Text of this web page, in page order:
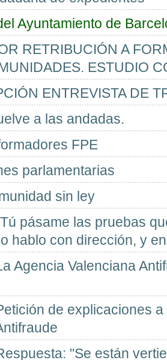
Ayuntamiento de
RETRIBUCIÓN A
ESTUDIO
ENTREVISTA DE
a las andadas.
FPE
parlamentarias
sin ley
pásame las pruebas
hablo con dirección, y
Agencia Valenciana
de explicaciones a
"Se están